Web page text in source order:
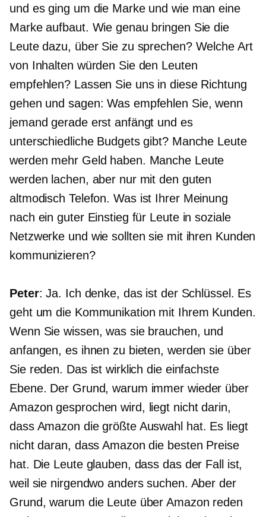
und es ging um die Marke und wie man eine
Marke aufbaut. Wie genau bringen Sie die
Leute dazu, über Sie zu sprechen? Welche Art
von Inhalten würden Sie den Leuten
empfehlen? Lassen Sie uns in diese Richtung
gehen und sagen: Was empfehlen Sie, wenn
jemand gerade erst anfängt und es
unterschiedliche Budgets gibt? Manche Leute
werden mehr Geld haben. Manche Leute
werden lachen, aber nur mit den guten
altmodisch Telefon. Was ist Ihrer Meinung
nach ein guter Einstieg für Leute in soziale
Netzwerke und wie sollten sie mit ihren Kunden
kommunizieren?
Peter: Ja. Ich denke, das ist der Schlüssel. Es
geht um die Kommunikation mit Ihrem Kunden.
Wenn Sie wissen, was sie brauchen, und
anfangen, es ihnen zu bieten, werden sie über
Sie reden. Das ist wirklich die einfachste
Ebene. Der Grund, warum immer wieder über
Amazon gesprochen wird, liegt nicht darin,
dass Amazon die größte Auswahl hat. Es liegt
nicht daran, dass Amazon die besten Preise
hat. Die Leute glauben, dass das der Fall ist,
weil sie nirgendwo anders suchen. Aber der
Grund, warum die Leute über Amazon reden